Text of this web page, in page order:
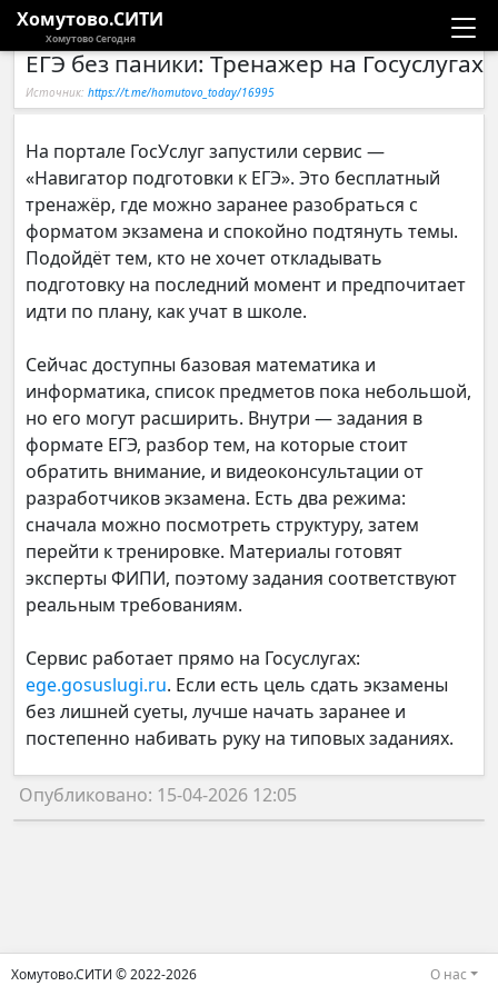
Хомутово.СИТИ
Хомутово Сегодня
Новости
Галерея
Компании
ЕГЭ без паники: Тренажер на Госуслугах
Источник: https://t.me/homutovo_today/16995
На портале ГосУслуг запустили сервис —
«Навигатор подготовки к ЕГЭ». Это бесплатный
тренажёр, где можно заранее разобраться с
форматом экзамена и спокойно подтянуть темы.
Подойдёт тем, кто не хочет откладывать
подготовку на последний момент и предпочитает
идти по плану, как учат в школе.
Сейчас доступны базовая математика и
информатика, список предметов пока небольшой,
но его могут расширить. Внутри — задания в
формате ЕГЭ, разбор тем, на которые стоит
обратить внимание, и видеоконсультации от
разработчиков экзамена. Есть два режима:
сначала можно посмотреть структуру, затем
перейти к тренировке. Материалы готовят
эксперты ФИПИ, поэтому задания соответствуют
реальным требованиям.
Сервис работает прямо на Госуслугах:
ege.gosuslugi.ru. Если есть цель сдать экзамены
без лишней суеты, лучше начать заранее и
постепенно набивать руку на типовых заданиях.
Опубликовано: 15-04-2026 12:05
Хомутово.СИТИ © 2022-2026 О нас